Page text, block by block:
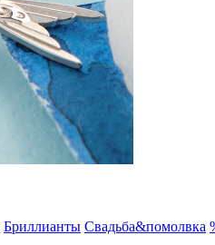
Бриллианты Свадьба&помолвка